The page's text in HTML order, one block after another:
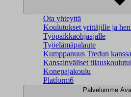
Ota yhteyttä
Koulutukset yrittäjille ja
Työpaikkaohjaajalle
Työelämäpalaute
Kumppanuus Tredun kanssa
Kansainväliset
Konepajakoulu
Platform6
Palvelumme